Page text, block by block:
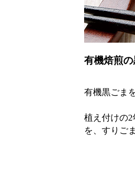
有機焙煎
有機黒ごま
植え付けの
を、すりご